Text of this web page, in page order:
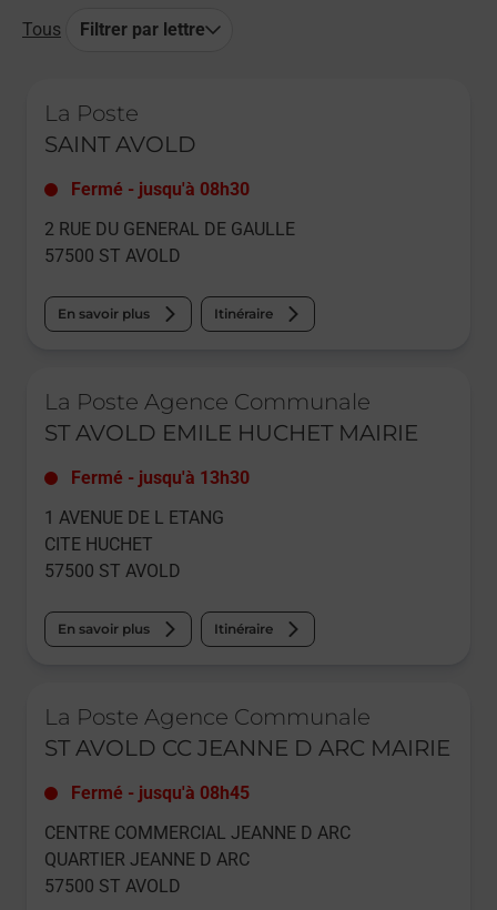
Tous Filtrer par lettre
La Poste
SAINT AVOLD
Fermé - jusqu'à 08h30
2 RUE DU GENERAL DE GAULLE
57500 ST AVOLD
En savoir plus Itinéraire
La Poste Agence Communale
ST AVOLD EMILE HUCHET MAIRIE
Fermé - jusqu'à 13h30
1 AVENUE DE L ETANG
CITE HUCHET
57500 ST AVOLD
En savoir plus Itinéraire
La Poste Agence Communale
ST AVOLD CC JEANNE D ARC MAIRIE
Fermé - jusqu'à 08h45
CENTRE COMMERCIAL JEANNE D ARC
QUARTIER JEANNE D ARC
57500 ST AVOLD